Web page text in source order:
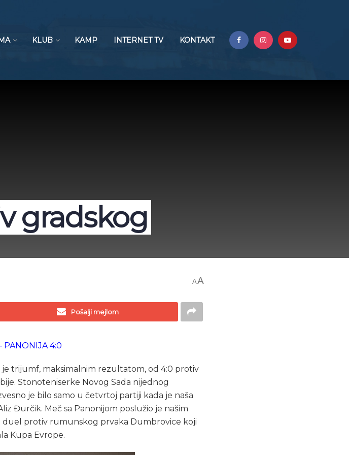
KLUB KAMP INTERNET TV KONTAKT
gradskog
AA
Pošalji mejlom
PANONIJA 4:0
trijumf, maksimalnim rezultatom, od 4:0 protiv
Stonoteniserke Novog Sada nijednog
je bilo samo u četvrtoj partiji kada je naša
Đurčik. Meč sa Panonijom poslužio je našim
duel protiv rumunskog prvaka Dumbrovice koji
Kupa Evrope.